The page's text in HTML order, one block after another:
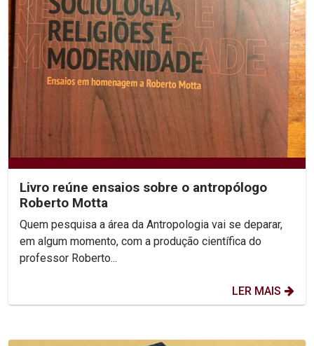
Livro reúne ensaios sobre o antropólogo
Roberto Motta
Quem pesquisa a área da Antropologia vai se deparar,
em algum momento, com a produção científica do
professor Roberto...
LER MAIS